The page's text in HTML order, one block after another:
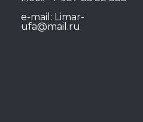
e-mail: Limar-
ufa@mail.ru